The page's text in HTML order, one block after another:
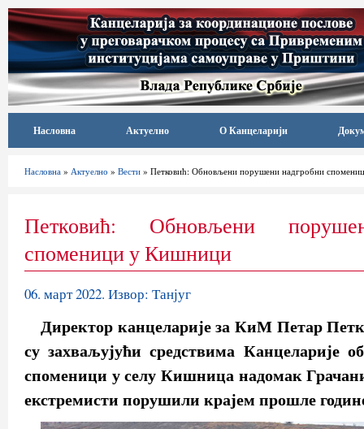
Насловна Актуелно О Канцеларији
Насловна » Актуелно » Вести » Петковић: Обновљени порушени надгробни
Петковић: Обновљени
споменици у Кишници
06. март 2022. Извор: Танјуг
Директор канцеларије за КиМ Петар
су захваљујући средствима Канцеларије
споменици у селу Кишница надомак
екстремисти порушили крајем прошле